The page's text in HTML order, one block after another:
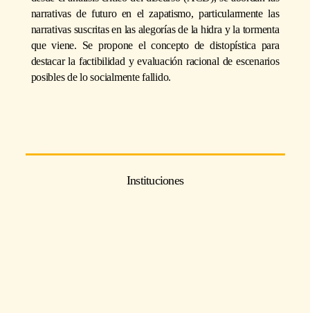
narrativas de futuro en el zapatismo, particularmente las
narrativas suscritas en las alegorías de la hidra y la tormenta
que viene. Se propone el concepto de distopística para
destacar la factibilidad y evaluación racional de escenarios
posibles de lo socialmente fallido.
Instituciones